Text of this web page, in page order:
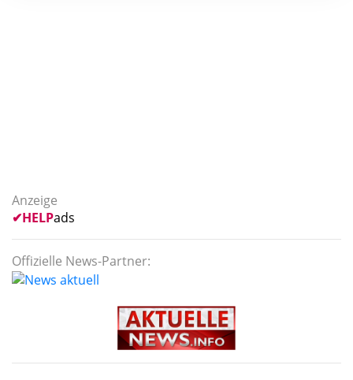
Anzeige
✔HELPads
Offizielle News-Partner: